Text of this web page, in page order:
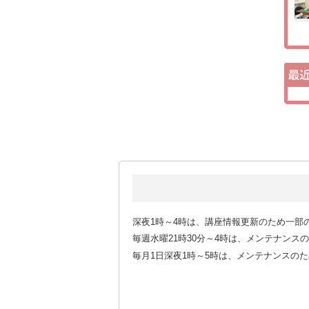
深夜1時～4時は、講座情報更新のため一部
毎週水曜21時30分～4時は、メンテナンス
毎月1日深夜1時～5時は、メンテナンスの